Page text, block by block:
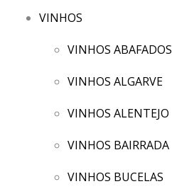
VINHOS
VINHOS ABAFADOS
VINHOS ALGARVE
VINHOS ALENTEJO
VINHOS BAIRRADA
VINHOS BUCELAS